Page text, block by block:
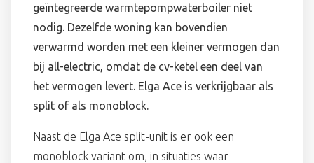
geïntegreerde warmtepompwaterboiler niet
nodig. Dezelfde woning kan bovendien
verwarmd worden met een kleiner vermogen dan
bij all-electric, omdat de cv-ketel een deel van
het vermogen levert. Elga Ace is verkrijgbaar als
split of als monoblock.
Naast de Elga Ace split-unit is er ook een
monoblock variant om, in situaties waar